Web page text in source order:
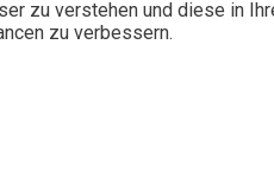
zu verstehen und diese in
zu verbessern.